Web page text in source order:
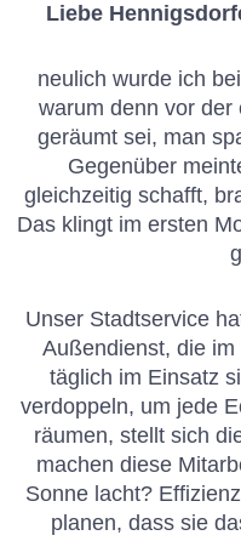
Liebe
neulich wurde ich
warum denn vor der
geräumt sei, man
Gegenüber
gleichzeitig schafft,
Das klingt im ersten
Unser Stadtservice
Außendienst, die
täglich im Einsatz
verdoppeln, um jede
räumen, stellt sich
machen diese
Sonne lacht?
planen, dass sie